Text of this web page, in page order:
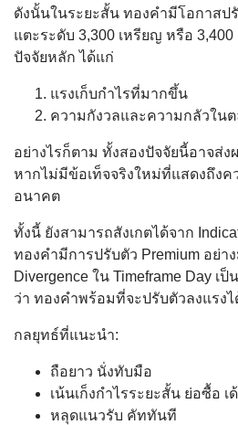
ดังนั้นในระยะสั้น ทองคำมีโอกาสป
แตะระดับ 3,300 เหรียญ หรือ
ปัจจัยหลัก ได้แก่
แรงเก็บกำไรที่มากขึ้น
ความกังวลและความกลัวใน
อย่างไรก็ตาม ทั้งสองปัจจัยนี้อาจส่
หากไม่มีข้อเท็จจริงใหม่ที่แสดงถึงค
อนาคต
ทั้งนี้ ยังสามารถสังเกตได้จาก
ทองคำมีการปรับตัว Premium อย่
Divergence ใน Timeframe Day เ
ว่า ทองคำพร้อมที่จะปรับตัวลงแรงไ
กลยุทธ์ที่แนะนำ:
ถือยาว นั่งทับมือ
เน้นเก็งกำไรระยะสั้น ย่อซื้อ เ
หลุดแนวรับ คัททันที